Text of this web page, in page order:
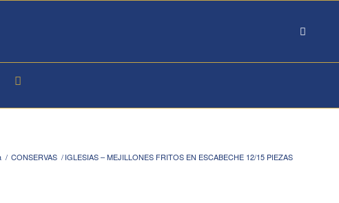
/ CONSERVAS /IGLESIAS – MEJILLONES FRITOS EN ESCABECHE 12/15 PIEZAS